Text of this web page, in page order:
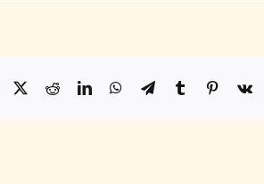
Facebook
X RedditLinkedInWhatsApp
TelegramTumblr Pinterest
Vk